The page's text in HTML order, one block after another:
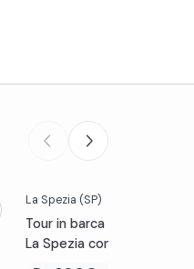
La Spezia (SP)
Tour in barca nel Golfo dei
La Spezia con aperitivo